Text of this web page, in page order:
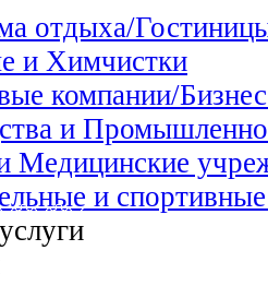
отдыха/
и Химчистки
компании/
и
Медицинские
и